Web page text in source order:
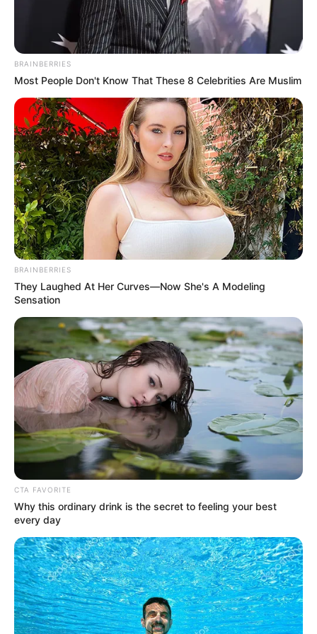
Policía de Transito entregó reporte de accidentes en
Semana Santa
COMPARTIR
ALERTA BOGOTÁ EN GOOGLE NEWS
TEMAS RELACIONADOS
ACCIDENTE TRÁNSITO VÍAS
MANTÉNGASE EN ALERTA
interesan. Para estar bien informado, por
favor, active las notificaciones de Alerta.
ACTIVAR AHORA
TEMAS DESTACADOS
SARAMPIÓN AVENIDA AMBALÁ
IBAGUÉ
PARQUE DE DIVERSIONES
ELECCIONES PRESIDENCIALES
FENÓMENO DEL NIÑO
BRAINBERRIES
Most People Don't Know That These 8 Celebrities Are Muslim
BRAINBERRIES
They Laughed At Her Curves—Now She's A Modeling
Sensation
CTA FAVORITE
Why this ordinary drink is the secret to feeling your best
every day